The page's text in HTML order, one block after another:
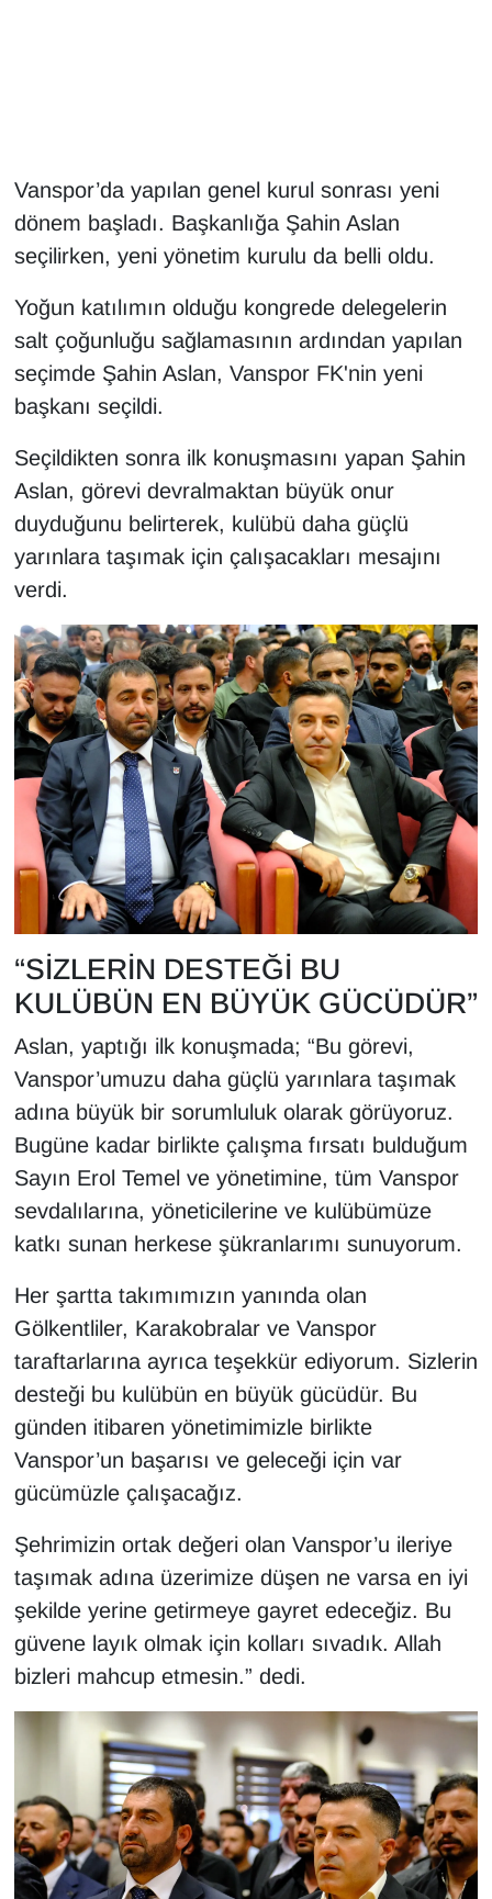
Vanspor’da yapılan genel kurul sonrası yeni
dönem başladı. Başkanlığa Şahin Aslan
seçilirken, yeni yönetim kurulu da belli oldu.
Yoğun katılımın olduğu kongrede delegelerin
salt çoğunluğu sağlamasının ardından yapılan
seçimde Şahin Aslan, Vanspor FK'nin yeni
başkanı seçildi.
Seçildikten sonra ilk konuşmasını yapan Şahin
Aslan, görevi devralmaktan büyük onur
duyduğunu belirterek, kulübü daha güçlü
yarınlara taşımak için çalışacakları mesajını
verdi.
“SİZLERİN DESTEĞİ BU
KULÜBÜN EN BÜYÜK GÜCÜDÜR”
Aslan, yaptığı ilk konuşmada; “Bu görevi,
Vanspor’umuzu daha güçlü yarınlara taşımak
adına büyük bir sorumluluk olarak görüyoruz.
Bugüne kadar birlikte çalışma fırsatı bulduğum
Sayın Erol Temel ve yönetimine, tüm Vanspor
sevdalılarına, yöneticilerine ve kulübümüze
katkı sunan herkese şükranlarımı sunuyorum.
Her şartta takımımızın yanında olan
Gölkentliler, Karakobralar ve Vanspor
taraftarlarına ayrıca teşekkür ediyorum. Sizlerin
desteği bu kulübün en büyük gücüdür. Bu
günden itibaren yönetimimizle birlikte
Vanspor’un başarısı ve geleceği için var
gücümüzle çalışacağız.
Şehrimizin ortak değeri olan Vanspor’u ileriye
taşımak adına üzerimize düşen ne varsa en iyi
şekilde yerine getirmeye gayret edeceğiz. Bu
güvene layık olmak için kolları sıvadık. Allah
bizleri mahcup etmesin.” dedi.
Kadın
Kamu Alımları
Kim Kimdir?
Kültür & Sanat
MAGAZİN
MEDYA
ONE EKONOMİ
POLİTİKA
Resmi İlanlar
RÖPORTAJ
SAĞLIK
Seri İlan
Sinema - TV
SİYASET
SPOR
TEBRİK
TEKNOLOJİ
Turizm
Vasıta
YAŞAM
YEREL